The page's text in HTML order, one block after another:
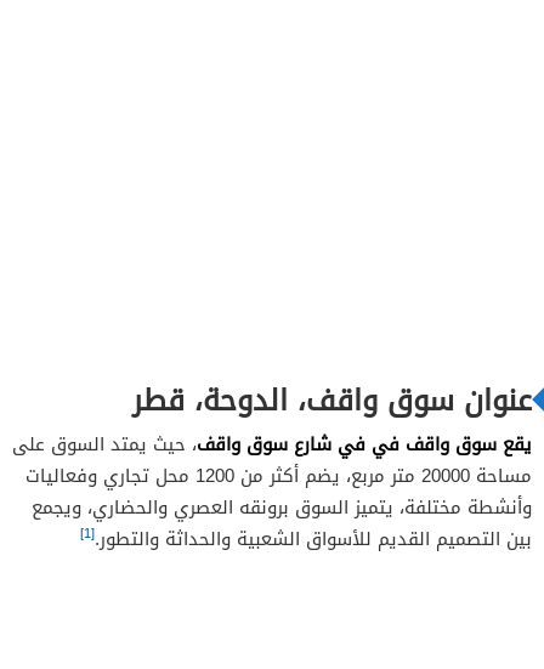
عنوان سوق واقف، الدوحة، قطر
يقع سوق واقف في في شارع سوق واقف، حيث يمتد السوق على
مساحة 20000 متر مربع، يضم أكثر من 1200 محل تجاري وفعاليات
وأنشطة مختلفة، يتميز السوق برونقه العصري والحضاري، ويجمع
بين التصميم القديم للأسواق الشعبية والحداثة والتطور.[1]